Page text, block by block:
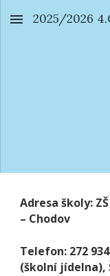
Skip to main content
2025/2026
Adresa školy:
– Chodov
Telefon: 272
(školní jídelna),